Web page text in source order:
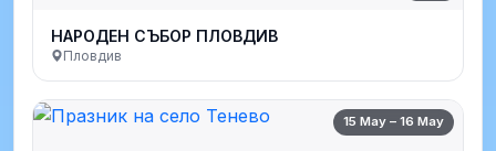
НАРОДЕН СЪБОР ПЛОВДИВ
Пловдив
15 May – 16 May